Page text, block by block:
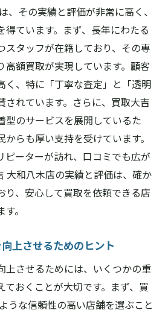
、その実績と評価が非常に高く、
得ています。まず、長年にわたる
スタッフが在籍しており、その専
高額買取が実現しています。顧客
く、特に「丁寧な査定」と「透明
されています。さらに、買取大吉
型のサービスを展開しているた
らも厚い支持を受けています。
ピーターが訪れ、口コミでも広が
大和八木店の実績と評価は、確か
り、安心して買取を依頼できる店
。
上させるためのヒント
上させるためには、いくつかの重
ておくことが大切です。まず、買
うな信頼性の高い店舗を選ぶこと